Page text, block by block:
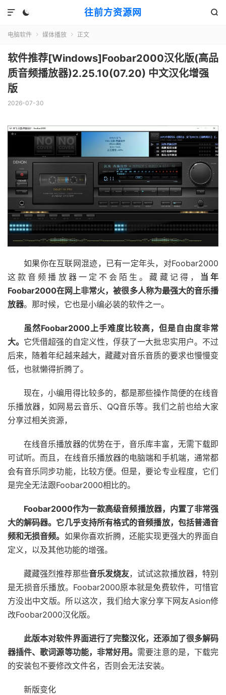
往前方资源网
 

电脑软件  媒体播放  正文
软件推荐[Windows]Foobar2000汉化版(高品
质音频播放器)2.25.10(07.20) 中文汉化增强
版
2026-07-30
如果你在互联网混迹，已有一定年头，对Foobar2000
这款音频播放器一定不会陌生。藏藏记得，
当年
Foobar2000在网上非常火，被很多人称为最强大的音乐播
放器。那时候，它也是小编必装的软件之一。
虽然Foobar2000上手难度比较高，但是自由度非常
大。 它凭借超强的自定义性，俘获了一大批忠实用户。不过
后来，随着年纪越来越大，藏藏对音乐音质的要求也慢慢变
低，也就懒得折腾了。
现在，小编用得比较多的，都是那些操作简便的在线音
乐播放器，如网易云音乐、QQ音乐等。我们之前也给大家
分享过相关资源，
在线音乐播放器的优势在于，音乐库丰富，无需下载即
可试听。而且，在线音乐播放器的电脑端和手机端，通常都
会有音乐同步功能，比较方便。但是，要论专业程度，它们
是完全无法跟Foobar2000相比的。
Foobar2000作为一款高级音频播放器，内置了非常强
大的解码器。它几乎支持所有格式的音频播放，包括普通音
频和无损音频。 如果你喜欢折腾，还能实现更强大的界面自
定义，以及其他功能的增强。
藏藏强烈推荐那些音乐发烧友，试试这款播放器，特别
是无损音乐播放。Foobar2000原本就是免费软件，可惜官
方没出中文版。所以这次，我们给大家分享下网友Asion修
改Foobar2000汉化版。
此版本对软件界面进行了完整汉化，还添加了很多解码
器插件、歌词源等功能，非常好用。 需要注意的是，下载完
的安装包不要修改文件名，否则会无法安装。
新版变化